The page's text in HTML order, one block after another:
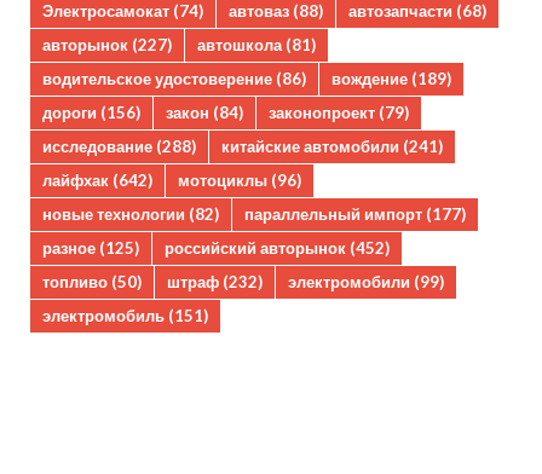
Электросамокат (74) автоваз (88) автозапчасти (68)
авторынок (227) автошкола(81)
водительское удостоверение (86) вождение (189)
дороги (156) закон (84) законопроект (79)
исследование (288) китайские автомобили (241)
лайфхак (642) мотоциклы (96)
новые технологии (82) параллельный импорт (177)
разное (125) российский авторынок (452)
топливо (50) штраф (232) электромобили (99)
электромобиль (151)